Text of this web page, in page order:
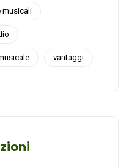
musicali
vantaggi